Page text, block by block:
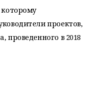
проектов,
проведенного в 2018